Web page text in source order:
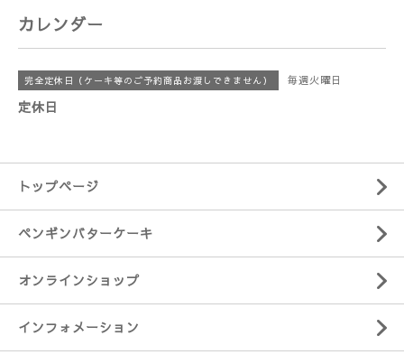
カレンダー
完全定休日（ケーキ等のご予約商品お渡しできません） 毎週火曜日
定休日
トップページ
ペンギンバターケーキ
オンラインショップ
インフォメーション